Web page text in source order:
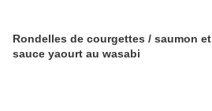
Rondelles de courgettes / saumon et
sauce yaourt au wasabi